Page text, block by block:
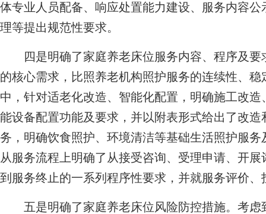
体专业人员配备、响应处置能力建设、服务内容
理等提出规范性要求。
四是明确了家庭养老床位服务内容、程序及要
的核心需求，比照养老机构照护服务的连续性、
中，针对适老化改造、智能化配置，明确施工改
能设备配置功能及要求，并以附表形式给出了改
务，明确饮食照护、环境清洁等基础生活照护服
从服务流程上明确了从接受咨询、受理申请、开
到服务终止的一系列程序性要求，并就服务评价
五是明确了家庭养老床位风险防控措施。考虑